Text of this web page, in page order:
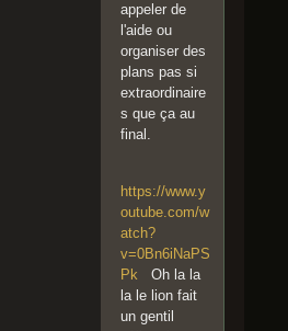
appeler de
l'aide ou
organiser des
plans pas si
extraordinaire
s que ça au
final.
https://www.y
outube.com/w
atch?
v=0Bn6iNaPS
Pk Oh la la
la le lion fait
un gentil